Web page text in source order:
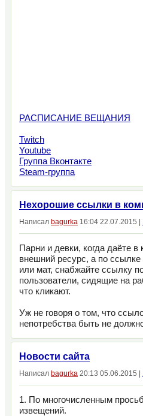
РАСПИСАНИЕ ВЕЩАНИЯ
Twitch
Youtube
Группа Вконтакте
Steam-группа
Нехорошие ссылки в
Написал bagurka 16:04 22.07.2015 |
Парни и девки, когда даёте
внешний ресурс, а по ссылке
или мат, снабжайте ссылку
пользователи, сидящие на
что кликают.
Уж не говоря о том, что
непотребства быть не
Новости сайта
Написал bagurka 20:13 05.06.2015 |
1. По многочисленным
извещений.